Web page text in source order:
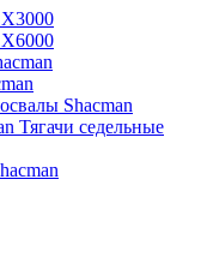
X3000
X6000
Shacman
Тягачи седельные